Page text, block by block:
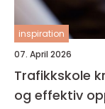
inspiration
07. April 2026
Trafikkskole
og effektiv